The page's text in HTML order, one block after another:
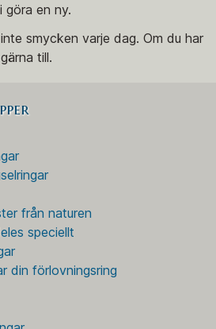
en ny.
smycken varje dag. Om du har
till.
från naturen
speciellt
din förlovningsring